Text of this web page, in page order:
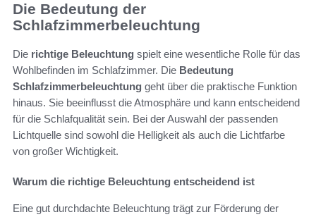
Die Bedeutung der
Schlafzimmerbeleuchtung
Die richtige Beleuchtung spielt eine wesentliche Rolle für das
Wohlbefinden im Schlafzimmer. Die Bedeutung
Schlafzimmerbeleuchtung geht über die praktische Funktion
hinaus. Sie beeinflusst die Atmosphäre und kann entscheidend
für die Schlafqualität sein. Bei der Auswahl der passenden
Lichtquelle sind sowohl die Helligkeit als auch die Lichtfarbe
von großer Wichtigkeit.
Warum die richtige Beleuchtung entscheidend ist
Eine gut durchdachte Beleuchtung trägt zur Förderung der